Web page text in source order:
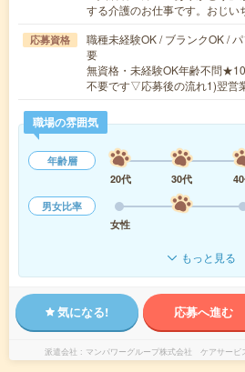
する介護のお仕事です。おじ
応募資格
職種未経験OK / ブランクOK /
要
無資格・未経験OK年齢不問
不要です▽応募後の流れ1)翌営
職場の雰囲気
年齢層
20代
30代
男女比率
女性
もっと見る
気になる! 応募へ進む
派遣会社 マンパワーグループ株式会社 ケアサービ